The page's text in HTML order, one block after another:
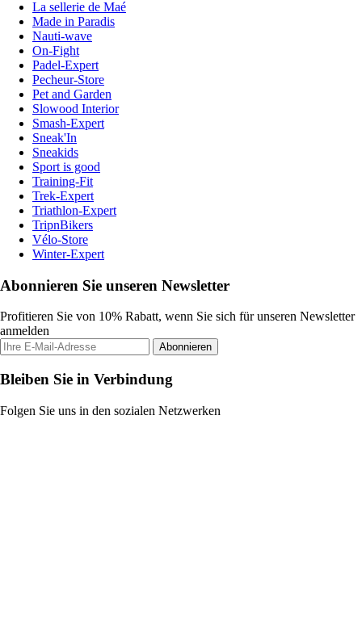
La sellerie de Maé
Made in Paradis
Nauti-wave
On-Fight
Padel-Expert
Pecheur-Store
Pet and Garden
Slowood Interior
Smash-Expert
Sneak'In
Sneakids
Sport is good
Training-Fit
Trek-Expert
Triathlon-Expert
TripnBikers
Vélo-Store
Winter-Expert
Abonnieren Sie unseren Newsletter
Profitieren Sie von 10% Rabatt, wenn Sie sich für unseren Newsletter
anmelden
Abonnieren
Bleiben Sie in Verbindung
Folgen Sie uns in den sozialen Netzwerken